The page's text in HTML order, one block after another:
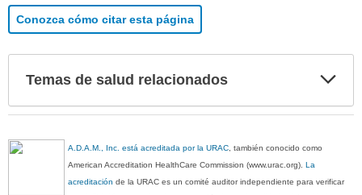
Conozca cómo citar esta página
Temas de salud relacionados
A.D.A.M., Inc. está acreditada por la URAC, también conocido como
American Accreditation HealthCare Commission (www.urac.org). La
acreditación de la URAC es un comité auditor independiente para verificar